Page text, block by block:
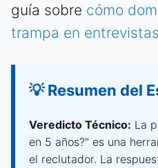
guía sobre cómo
trampa en entrevistas
💡 Resumen del
Veredicto Técnico: La
en 5 años?" es una
el reclutador. La